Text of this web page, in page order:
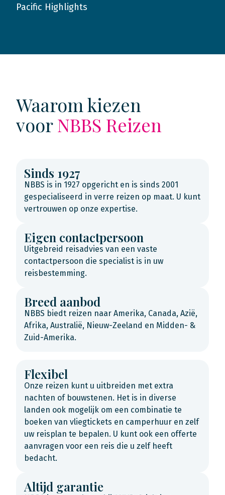
2018
Pacific Highlights
Waarom kiezen
voorNBBS Reizen
Sinds 1927
NBBS is in 1927 opgericht en is sinds 2001
gespecialiseerd in verre reizen op maat. U kunt
vertrouwen op onze expertise.
Eigen contactpersoon
Uitgebreid reisadvies van een vaste
contactpersoon die specialist is in uw
reisbestemming.
Breed aanbod
NBBS biedt reizen naar Amerika, Canada, Azië,
Afrika, Australië, Nieuw-Zeeland en Midden- &
Zuid-Amerika.
Flexibel
Onze reizen kunt u uitbreiden met extra
nachten of bouwstenen. Het is in diverse
landen ook mogelijk om een combinatie te
boeken van vliegtickets en camperhuur en zelf
uw reisplan te bepalen. U kunt ook een offerte
aanvragen voor een reis die u zelf heeft
bedacht.
Altijd garantie